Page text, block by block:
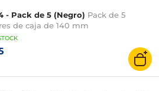
- Pack de 5 (Negro) Pack de 5
de caja de 140 mm